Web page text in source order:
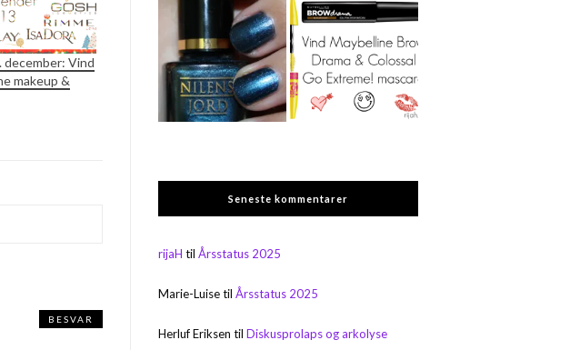
december: Vind
makeup &
BESVAR
Seneste kommentarer
rijaH tilÅrsstatus 2025
Marie-LuisetilÅrsstatus 2025
Herluf Eriksen tilDiskusprolaps og arkolyse